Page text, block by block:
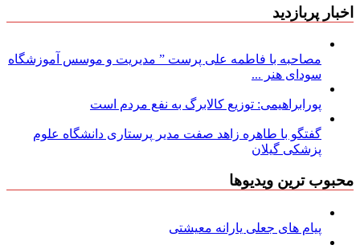
اخبار پربازدید
مصاحبه با فاطمه علی پرست ” مدیریت و موسس آموزشگاه
سودای هنر ...
پورابراهیمی: توزیع کالابرگ به نفع مردم است
گفتگو با طاهره زاهد صفت مدیر پرستاری دانشگاه علوم
پزشکی گیلان
محبوب ترین ویدیوها
پیام های جعلی یارانه معیشتی